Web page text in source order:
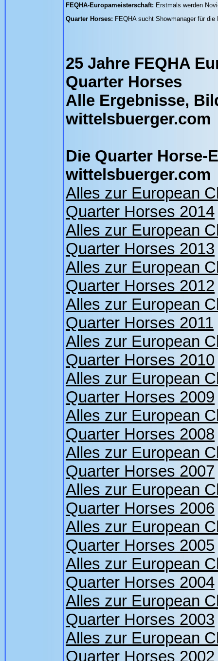
FEQHA-Europameisterschaft: Erstmals werden
Quarter Horses: FEQHA sucht Showmanager für
25 Jahre FEQHA
Quarter Horses
Alle Ergebnisse,
wittelsbuerger.com
Die Quarter Horse-
wittelsbuerger.com
Alles zur European
Quarter Horses 2014
Alles zur European
Quarter Horses 2013
Alles zur European
Quarter Horses 2012
Alles zur European
Quarter Horses 2011
Alles zur European
Quarter Horses 2010
Alles zur European
Quarter Horses 2009
Alles zur European
Quarter Horses 2008
Alles zur European
Quarter Horses 2007
Alles zur European
Quarter Horses 2006
Alles zur European
Quarter Horses 2005
Alles zur European
Quarter Horses 2004
Alles zur European
Quarter Horses 2003
Alles zur European
Quarter Horses 2002